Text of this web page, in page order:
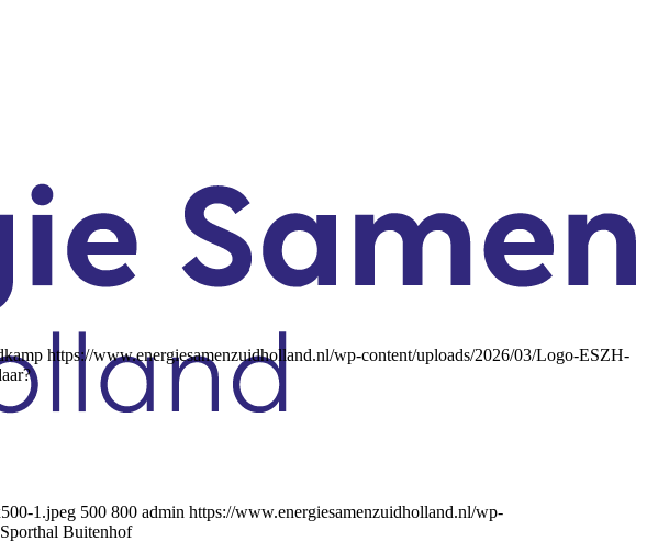
https://www.energiesamenzuidholland.nl/wp-content/uploads/2026/03/Logo-ESZH-
1.jpeg 500 800 admin https://www.energiesamenzuidholland.nl/wp-
Buitenhof